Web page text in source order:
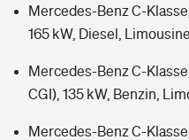
Mercedes-Benz C-
165 kW, Diesel,
Mercedes-Benz C-
CGI), 135 kW, Benzin,
Mercedes-Benz C-